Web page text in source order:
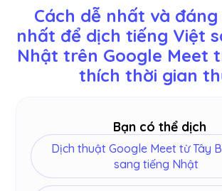
Hàn Quốc, Tây Ban Nha, Bồ Đào
Thụy Điển, Phần Lan, Ả Rập, Hindi,
Kỳ, Na Uy, Ý, Miến Điện, Nga,
Hungary và hơn.
Cách dễ nhất và
nhất để dịch tiếng Việt
Nhật trên Google Meet
thích thời gian
Bạn có thể dịch
Dịch thuật Google Meet từ Tây
sang tiếng Nhật